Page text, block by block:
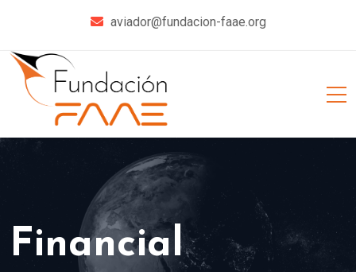
aviador@fundacion-faae.org
Financial